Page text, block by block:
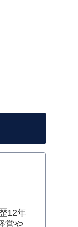
12年
営や